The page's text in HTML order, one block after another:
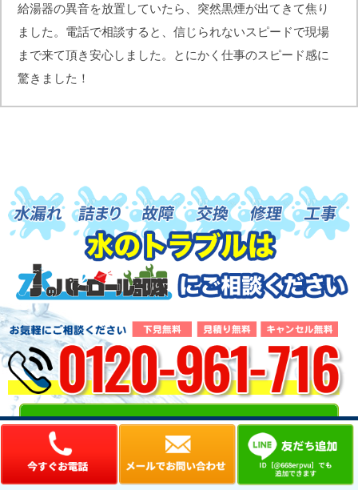
給湯器の異音を放置していたら、突然黒煙が出てきて焦り
ました。電話で相談すると、信じられないスピードで現場
まで来て頂き安心しました。とにかく仕事のスピード感に
驚きました！